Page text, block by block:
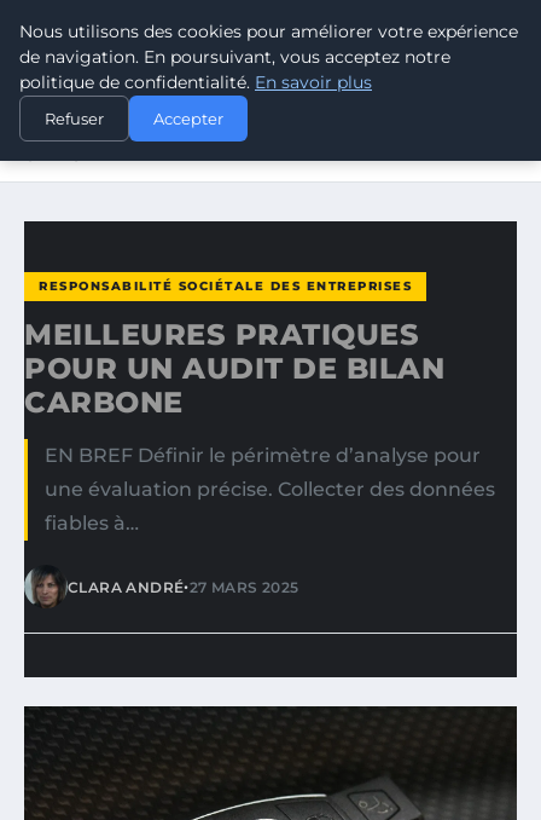
CLIMATE RESPONSE BLOG
ACCUEIL
RESPONSABILITÉ SOCIÉTALE DES ENTREPRISES
MEILLEURES PRATIQUES POUR UN AUDIT DE BILAN
RESPONSABILITÉ SOCIÉTALE DES ENTREPRISES
MEILLEURES PRATIQUES
POUR UN AUDIT DE BILAN
CARBONE
EN BREF Définir le périmètre d’analyse pour
une évaluation précise. Collecter des données
fiables à…
CLARA ANDRÉ•27 MARS 2025
Nous utilisons des cookies pour améliorer votre expérience
de navigation. En poursuivant, vous acceptez notre
politique de confidentialité. En savoir plus
Refuser Accepter